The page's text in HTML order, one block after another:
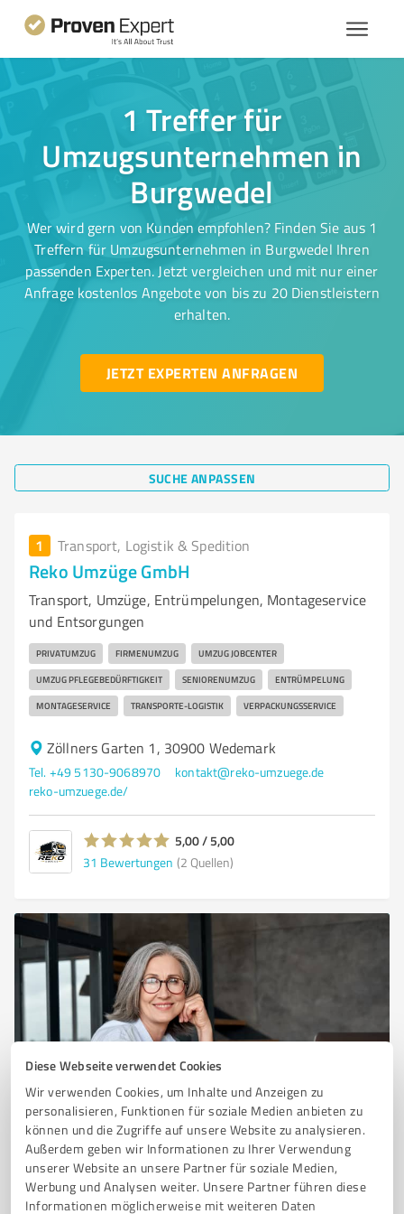
Diese Webseite verwendet Cookies
Wir verwenden Cookies, um Inhalte und Anzeigen zu
personalisieren, Funktionen für soziale Medien anbieten zu
können und die Zugriffe auf unsere Website zu analysieren.
Außerdem geben wir Informationen zu Ihrer Verwendung
unserer Website an unsere Partner für soziale Medien,
Werbung und Analysen weiter. Unsere Partner führen diese
Informationen möglicherweise mit weiteren Daten
1 Treffer für
Umzugsunternehmen in
Burgwedel
Wer wird gern von Kunden empfohlen? Finden Sie aus 1
Treffern für Umzugsunternehmen in Burgwedel Ihren
passenden Experten. Jetzt vergleichen und mit nur einer
Anfrage kostenlos Angebote von bis zu 20 Dienstleistern
erhalten.
JETZT EXPERTEN ANFRAGEN
SUCHE ANPASSEN
1 Transport, Logistik & Spedition
Reko Umzüge GmbH
Transport, Umzüge, Entrümpelungen, Montageservice
und Entsorgungen
PRIVATUMZUG FIRMENUMZUG UMZUG JOBCENTER
UMZUG PFLEGEBEDÜRFTIGKEIT SENIORENUMZUG ENTRÜMPELUNG
MONTAGESERVICE TRANSPORTE-LOGISTIK VERPACKUNGSSERVICE
Zöllners Garten 1, 30900 Wedemark
Tel. +49 5130-9068970
kontakt@reko-umzuege.de
reko-umzuege.de/
5,00 / 5,00
31 Bewertungen (2 Quellen)
Sie möchten auch hier gelistet werden?
Registrieren Sie sich jetzt und werden Sie ein von
Kunden empfohlener ProvenExpert!